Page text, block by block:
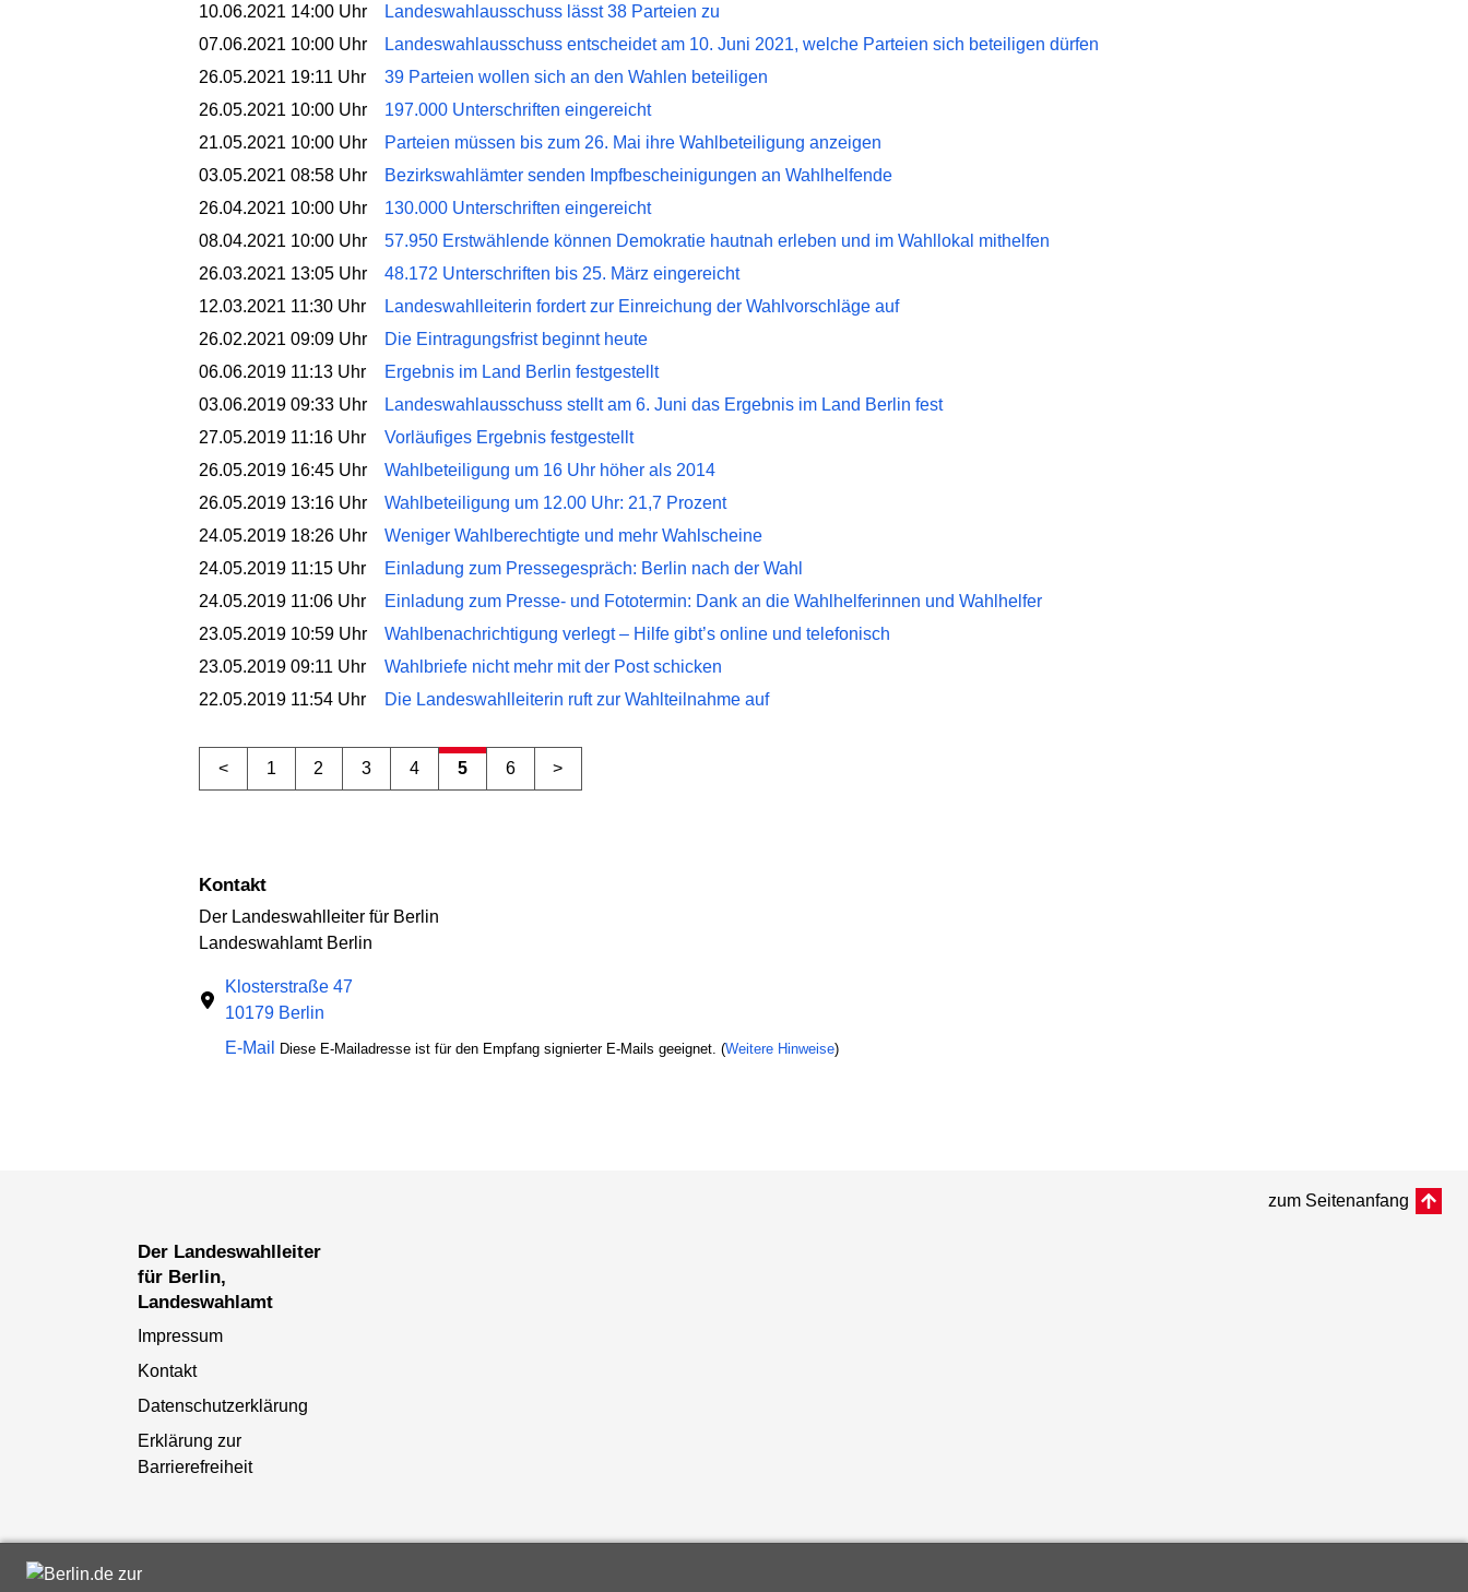
10.06.2021 14:00 Uhr
Landeswahlausschuss lässt 38 Parteien zu
07.06.2021 10:00 Uhr
Landeswahlausschuss entscheidet am 10. Juni 2021, welche Parteien sich beteiligen dürfen
26.05.2021 19:11 Uhr
39 Parteien wollen sich an den Wahlen beteiligen
26.05.2021 10:00 Uhr
197.000 Unterschriften eingereicht
21.05.2021 10:00 Uhr
Parteien müssen bis zum 26. Mai ihre Wahlbeteiligung anzeigen
03.05.2021 08:58 Uhr
Bezirkswahlämter senden Impfbescheinigungen an Wahlhelfende
26.04.2021 10:00 Uhr
130.000 Unterschriften eingereicht
08.04.2021 10:00 Uhr
57.950 Erstwählende können Demokratie hautnah erleben und im Wahllokal mithelfen
26.03.2021 13:05 Uhr
48.172 Unterschriften bis 25. März eingereicht
12.03.2021 11:30 Uhr
Landeswahlleiterin fordert zur Einreichung der Wahlvorschläge auf
26.02.2021 09:09 Uhr
Die Eintragungsfrist beginnt heute
06.06.2019 11:13 Uhr
Ergebnis im Land Berlin festgestellt
03.06.2019 09:33 Uhr
Landeswahlausschuss stellt am 6. Juni das Ergebnis im Land Berlin fest
27.05.2019 11:16 Uhr
Vorläufiges Ergebnis festgestellt
26.05.2019 16:45 Uhr
Wahlbeteiligung um 16 Uhr höher als 2014
26.05.2019 13:16 Uhr
Wahlbeteiligung um 12.00 Uhr: 21,7 Prozent
24.05.2019 18:26 Uhr
Weniger Wahlberechtigte und mehr Wahlscheine
24.05.2019 11:15 Uhr
Einladung zum Pressegespräch: Berlin nach der Wahl
24.05.2019 11:06 Uhr
Einladung zum Presse- und Fototermin: Dank an die Wahlhelferinnen und Wahlhelfer
23.05.2019 10:59 Uhr
Wahlbenachrichtigung verlegt – Hilfe gibt’s online und telefonisch
23.05.2019 09:11 Uhr
Wahlbriefe nicht mehr mit der Post schicken
22.05.2019 11:54 Uhr
Die Landeswahlleiterin ruft zur Wahlteilnahme auf
< 1 2 3 4 5 6 >
Kontakt
Der Landeswahlleiter für Berlin
Landeswahlamt Berlin
Klosterstraße 47
10179 Berlin
E-Mail
Diese E-Mailadresse ist für den Empfang signierter E-Mails geeignet. (Weitere Hinweise)
zum Seitenanfang
Der Landeswahlleiter
für Berlin,
Landeswahlamt
Impressum
Kontakt
Datenschutzerklärung
Erklärung zur
Barrierefreiheit